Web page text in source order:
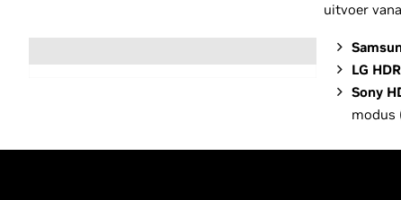
uitvoer
LG
Sony
modus